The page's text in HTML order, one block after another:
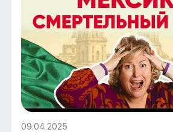
09.04.2025